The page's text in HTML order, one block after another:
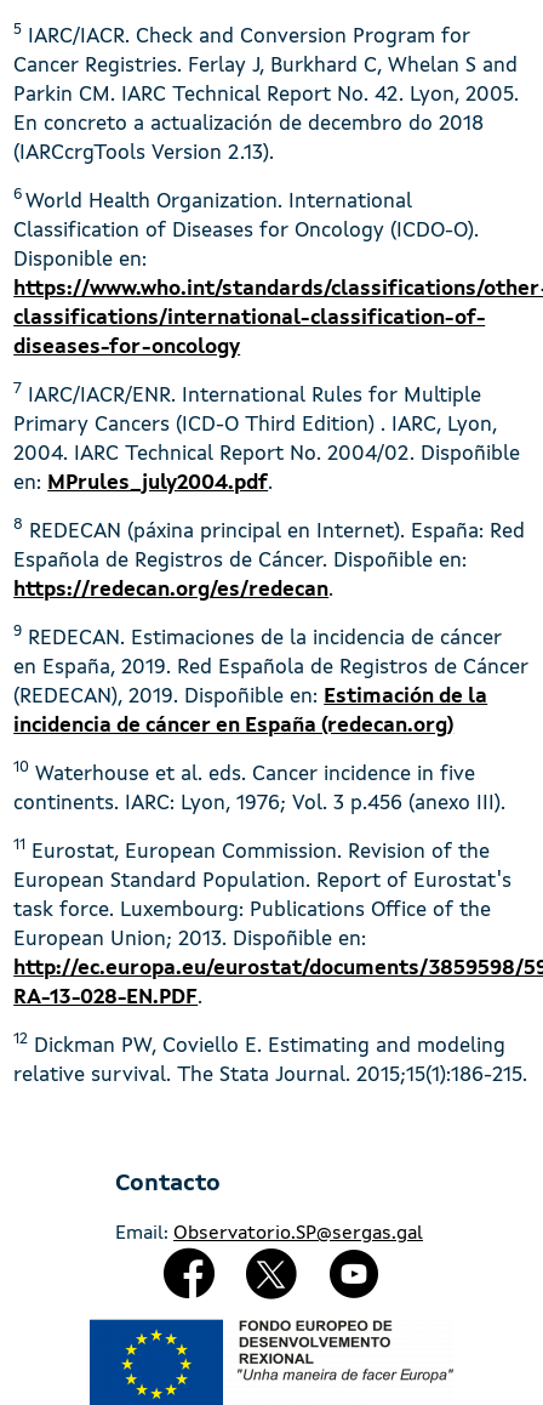
5
IARC/IACR. Check and Conversion Program for
Cancer Registries. Ferlay J, Burkhard C, Whelan S and
Parkin CM. IARC Technical Report No. 42. Lyon, 2005.
En concreto a actualización de decembro do 2018
(IARCcrgTools Version 2.13).
6World Health Organization. International
Classification of Diseases for Oncology (ICDO-O).
Disponible en:
https://www.who.int/standards/classifications/
classifications/international-classification-of-
diseases-for-oncology
7
IARC/IACR/ENR. International Rules for Multiple
Primary Cancers (ICD-O Third Edition) . IARC, Lyon,
2004. IARC Technical Report No. 2004/02. Dispoñible
en: MPrules_july2004.pdf.
8
REDECAN (páxina principal en Internet). España: Red
Española de Registros de Cáncer. Dispoñible en:
https://redecan.org/es/redecan.
9
REDECAN. Estimaciones de la incidencia de cáncer
en España, 2019. Red Española de Registros de Cáncer
(REDECAN), 2019. Dispoñible en: Estimación de la
incidencia de cáncer en España (redecan.org)
10 Waterhouse et al. eds. Cancer incidence in five
continents. IARC: Lyon, 1976; Vol. 3 p.456 (anexo III).
11
Eurostat, European Commission. Revision of the
European Standard Population. Report of Eurostat's
task force. Luxembourg: Publications Office of the
European Union; 2013. Dispoñible en:
http://ec.europa.eu/eurostat/documents/3859598/
RA-13-028-EN.PDF.
12
Dickman PW, Coviello E. Estimating and modeling
relative survival. The Stata Journal. 2015;15(1):186-215.
Contacto
Email: Observatorio.SP@sergas.gal
Redes Sociales